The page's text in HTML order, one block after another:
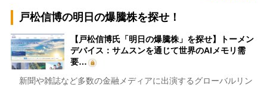
戸松信博の明日の爆騰株を探せ！
【戸松信博氏「明日の爆騰株」を探せ】トーメン
デバイス：サムスンを通じて世界のAIメモリ需
要…
新聞や雑誌など多数の金融メディアに出演するグローバルリン